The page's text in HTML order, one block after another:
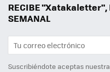
RECIBE "Xatakaletter",
SEMANAL
Suscribiéndote aceptas nuestra